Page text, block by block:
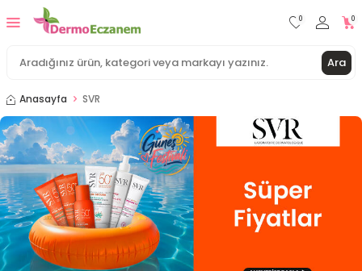
Ara
0 0
Anasayfa SVR